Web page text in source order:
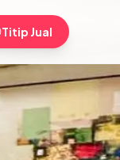
Titip Jual